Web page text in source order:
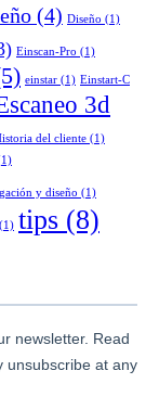
(4) Diseño (1)
Einscan-Pro (1)
einstar (1) Einstart-C
3d
del cliente (1)
y diseño (1)
(1) tips (8)